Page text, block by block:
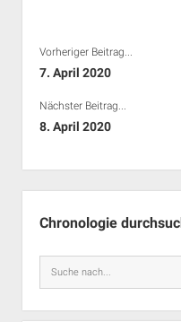
Vorheriger Beitrag...
7. April 2020
Nächster Beitrag...
8. April 2020
Chronologie